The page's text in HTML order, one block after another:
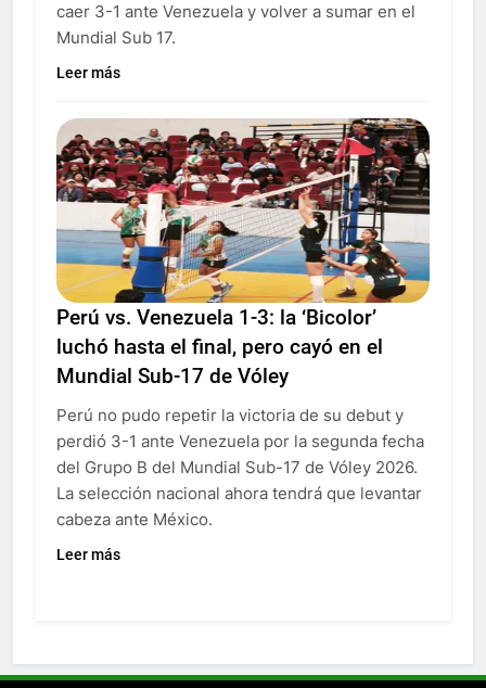
caer 3-1 ante Venezuela y volver a sumar en el
Mundial Sub 17.
Leer más
Perú vs. Venezuela 1-3: la ‘Bicolor’
luchó hasta el final, pero cayó en el
Mundial Sub-17 de Vóley
Perú no pudo repetir la victoria de su debut y
perdió 3-1 ante Venezuela por la segunda fecha
del Grupo B del Mundial Sub-17 de Vóley 2026.
La selección nacional ahora tendrá que levantar
cabeza ante México.
Leer más